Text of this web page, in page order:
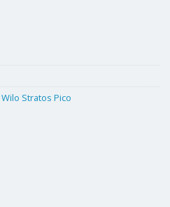
Wilo Stratos Pico